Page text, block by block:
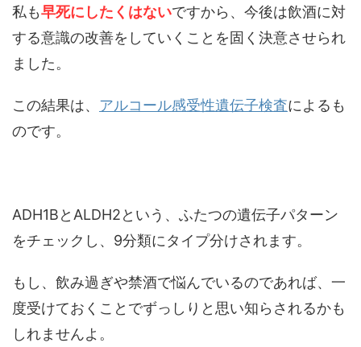
私も早死にしたくはないですから、今後は飲酒に対
する意識の改善をしていくことを固く決意させられ
ました。
この結果は、 アルコール感受性遺伝子検査によるも
のです。
ADH1BとALDH2という、ふたつの遺伝子パターン
をチェックし、9分類にタイプ分けされます。
もし、飲み過ぎや禁酒で悩んでいるのであれば、一
度受けておくことでずっしりと思い知らされるかも
しれませんよ。